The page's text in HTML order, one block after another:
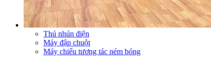
Thú nhún điện
Máy đập chuột
Máy chiếu tương tác ném bóng